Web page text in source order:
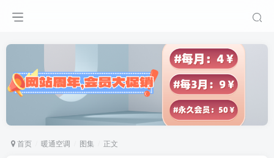
首页 暖通空调 图集 正文